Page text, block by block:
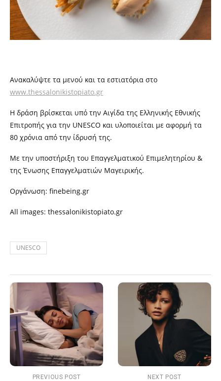
Ανακαλύψτε τα μενού και τα εστιατόρια στο
www.thessalonikistopiato.gr
Η δράση βρίσκεται υπό την Αιγίδα της Ελληνικής Εθνικής
Επιτροπής για την UNESCO και υλοποιείται με αφορμή τα
80 χρόνια από την ίδρυσή της.
Με την υποστήριξη του Επαγγελματικού Επιμελητηρίου &
της Ένωσης Επαγγελματιών Μαγειρικής.
Οργάνωση: finebeing.gr
All images: thessalonikistopiato.gr
UNESCO
PREVIOUS POST NEXT POST